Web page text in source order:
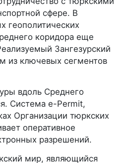
сфере. В
геополитических
коридора еще
Зангезурский
из ключевых сегментов
вдоль Среднего
Система e-Permit,
Организации тюркских
оперативное
разрешений.
мир, являющийся